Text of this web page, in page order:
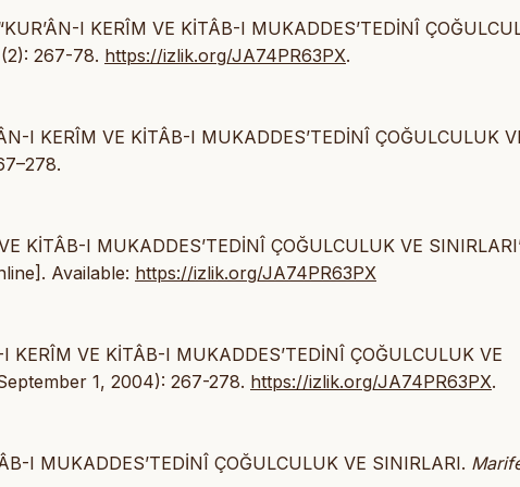
I KERÎM VE KİTÂB-I MUKADDES’TEDİNÎ
267-78. https://izlik.org/JA74PR63PX.
I KERÎM VE KİTÂB-I MUKADDES’TEDİNÎ ÇOĞULCULUK
KİTÂB-I MUKADDES’TEDİNÎ ÇOĞULCULUK VE
Available: https://izlik.org/JA74PR63PX
VE KİTÂB-I MUKADDES’TEDİNÎ ÇOĞULCULUK VE
1, 2004): 267-278. https://izlik.org/JA74PR63PX.
I MUKADDES’TEDİNÎ ÇOĞULCULUK VE SINIRLARI.